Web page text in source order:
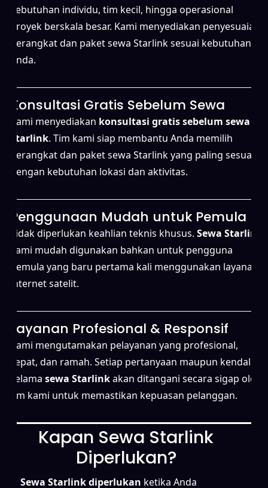
kebutuhan individu, tim kecil, hingga operasional
proyek berskala besar. Kami menyediakan penyesuaian
perangkat dan paket sewa Starlink sesuai kebutuhan
Anda.
Konsultasi Gratis Sebelum Sewa
Kami menyediakan konsultasi gratis sebelum sewa
Starlink. Tim kami siap membantu Anda memilih
perangkat dan paket sewa Starlink yang paling sesuai
dengan kebutuhan lokasi dan aktivitas.
Penggunaan Mudah untuk Pemula
Tidak diperlukan keahlian teknis khusus.Sewa Starlink
kami mudah digunakan bahkan untuk pengguna
pemula yang baru pertama kali menggunakan layanan
internet satelit.
Layanan Profesional & Responsif
Kami mengutamakan pelayanan yang profesional,
cepat, dan ramah. Setiap pertanyaan maupun kendala
selamasewa Starlinkakan ditangani secara sigap oleh
tim kami untuk memastikan kepuasan pelanggan.
Kapan Sewa Starlink
Diperlukan?
Sewa Starlink diperlukan ketika Anda